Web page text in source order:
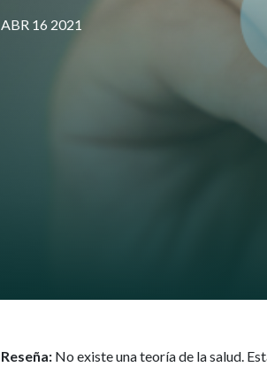
ABR 16 2021
Reseña: No existe una teoría de la salud.